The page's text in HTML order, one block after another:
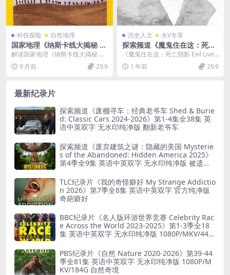
科技探险 自然地理
国家地理《纳斯卡线大揭秘 N
asca Lines Decoded 2010》
英语中字 MKV/311M 纳斯卡
线大揭秘
解读国家地理《纳斯卡线大揭秘 Na
sca Lines Decoded 2010》...
9 月前 29.9
历史人文 永V专享
探索频道《魔鬼住在这：死亡
阴影/同住的魔鬼 Evil Lives H
ere: Shadows of Death 202
2》第1-4季全26集 英语中英
《魔鬼住在这：死亡阴影 Evil Lives
Here: Shadows of ...
1 年前 29.9
最新纪录片
探索频道《废棚寻车：经典老爷车 Shed & Burie
d: Classic Cars 2024-2026》第1-4集全38集 英
语中英双字 无水印纯净版 翻新老爷车
探索频道《废弃建筑之谜：隐藏的美国 Mysterie
s of the Abandoned: Hidden America 2025》
第4季全9集 英语中英双字 无水印纯净版 被遗弃
TLC纪录片《我的奇怪癖好 My Strange Addictio
n 2026》第7季全8集 英语中英双字 官方纯净版
奇葩癖好
BBC纪录片《名人版环游世界竞赛 Celebrity Rac
e Across the World 2023-2025》第1-3季全18
集 英语中英双字 无水印纯净版 1080P/MKV/44.8
PBS纪录片《自然 Nature 2020-2026》第39-44
季全81集 英语中英双字 无水印纯净版 1080P/M
KV/184G 自然奇境